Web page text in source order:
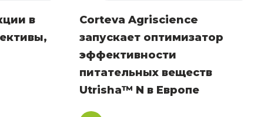
в
Corteva Agriscience
запускает оптимизатор
эффективности
питательных веществ
Utrisha™ N в Европе